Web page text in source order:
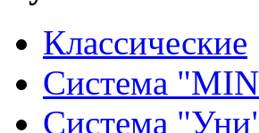
Классические
Система
Система